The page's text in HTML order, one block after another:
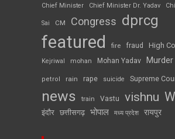
Chief Minister
Chief Minister Dr. Yadav
Sai CM Congress dprcg
featured fire fraud High
Kejriwal mohan Mohan Yadav Murder
petrol rain rape suicide Supreme
news
train Vastu vishnu
इंदौर छत्तीसगढ़ भोपाल मध्य प्रदेश रायपुर